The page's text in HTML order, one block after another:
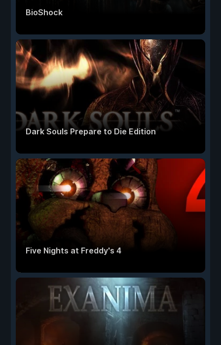
BioShock
Dark Souls Prepare to Die Edition
Five Nights at Freddy's 4